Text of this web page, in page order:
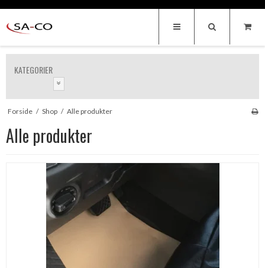
KATEGORIER
Forside / Shop / Alle produkter
Alle produkter